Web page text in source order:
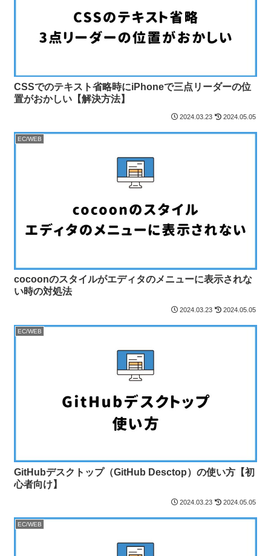
CSSでのテキスト省略時にiPhoneで三点リーダーの位
置がおかしい【解決方法】
2024.03.23 2024.05.05
EC/WEB
cocoonのスタイルがエディタのメニューに表示されな
い時の対処法
2024.03.23 2024.05.05
EC/WEB
GitHubデスクトップ（GitHub Desctop）の使い方【初
心者向け】
2024.03.23 2024.05.05
EC/WEB